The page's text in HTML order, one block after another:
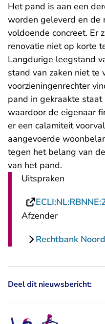
Het pand is aan een
worden geleverd en de
voldoende concreet. Er
renovatie niet op korte
Langdurige leegstand
stand van zaken niet te
voorzieningenrechter
pand in gekraakte staat
waardoor de eigenaar
er een calamiteit
aangevoerde
tegen het belang van
van het pand.
Uitspraken
Afzender
Rechtbank
Deel dit nieuwsbericht: